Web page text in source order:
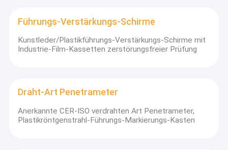
Führungs-Verstärkungs-Schirme
Kunstleder/Plastikführungs-Verstärkungs-Schirme mit
Industrie-Film-Kassetten zerstörungsfreier Prüfung
Draht-Art Penetrameter
Anerkannte CER-ISO verdrahten Art Penetrameter,
Plastikröntgenstrahl-Führungs-Markierungs-Kasten